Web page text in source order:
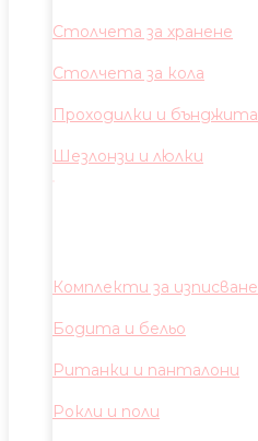
Столчета за хранене
Столчета за кола
Проходилки и бънджита
Шезлонзи и люлки
Комплекти за изписване
Бодита и бельо
Ританки и панталони
Рокли и поли